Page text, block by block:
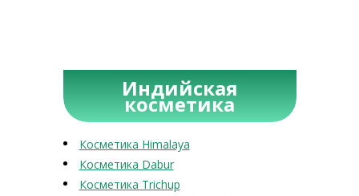
Индийская
косметика
Косметика Himalaya
Косметика Dabur
Косметика Trichup